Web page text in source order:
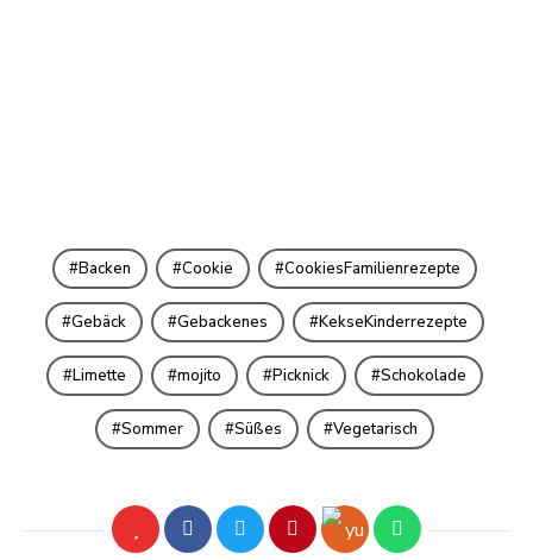
Backen Cookie CookiesFamilienrezepte
Gebäck Gebackenes KekseKinderrezepte
Limette mojito Picknick Schokolade
Sommer Süßes Vegetarisch